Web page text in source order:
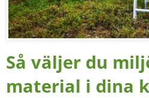
Så väljer du
material i dina